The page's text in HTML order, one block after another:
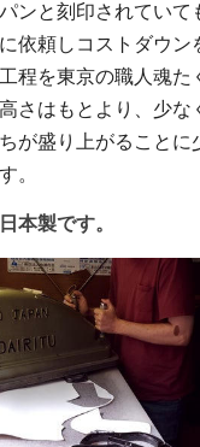
ンと刻印されていて
依頼しコストダウン
程を東京の職人魂た
さはもとより、少な
が盛り上がることに
。
本製です。